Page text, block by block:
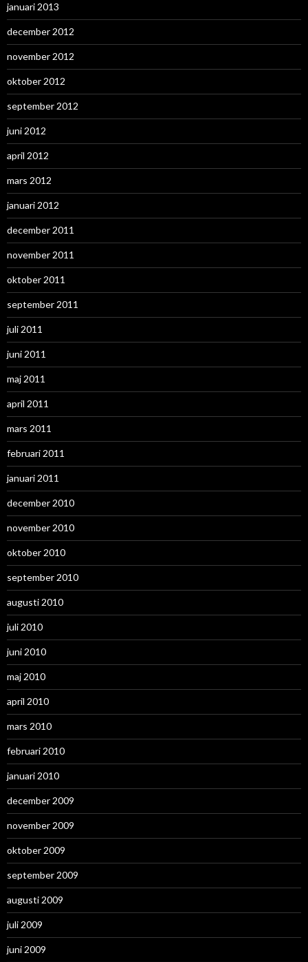
januari 2013
december 2012
november 2012
oktober 2012
september 2012
juni 2012
april 2012
mars 2012
januari 2012
december 2011
november 2011
oktober 2011
september 2011
juli 2011
juni 2011
maj 2011
april 2011
mars 2011
februari 2011
januari 2011
december 2010
november 2010
oktober 2010
september 2010
augusti 2010
juli 2010
juni 2010
maj 2010
april 2010
mars 2010
februari 2010
januari 2010
december 2009
november 2009
oktober 2009
september 2009
augusti 2009
juli 2009
juni 2009